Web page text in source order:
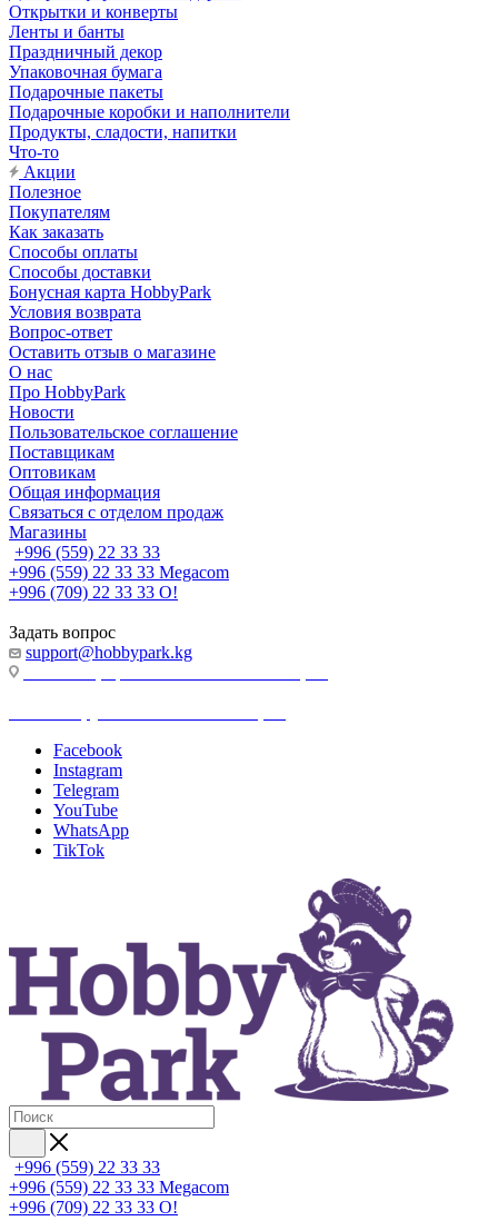
Открытки и конверты
Ленты и банты
Праздничный декор
Упаковочная бумага
Подарочные пакеты
Подарочные коробки и наполнители
Продукты, сладости, напитки
Что-то
Акции
Полезное
Покупателям
Как заказать
Способы оплаты
Способы доставки
Бонусная карта HobbyPark
Условия возврата
Вопрос-ответ
Оставить отзыв о магазине
О нас
Про HobbyPark
Новости
Пользовательское соглашение
Поставщикам
Оптовикам
Общая информация
Связаться с отделом продаж
Магазины
+996 (559) 22 33 33
+996 (559) 22 33 33 Megacom
+996 (709) 22 33 33 O!
Задать вопрос
support@hobbypark.kg
Facebook
Instagram
Telegram
YouTube
WhatsApp
TikTok
+996 (559) 22 33 33
+996 (559) 22 33 33 Megacom
+996 (709) 22 33 33 O!